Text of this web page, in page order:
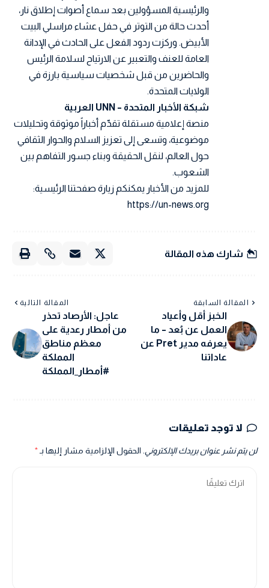
والرئيسية المسؤولين بعد سماع أصوات إطلاق نار،
أحدث حالة من التوتر في حفل عشاء مراسلي البيت
الأبيض. وركزت ردود الفعل على الحادث في الإدانة
العامة للعنف والتعبير عن الارتياح لسلامة الرئيس
والحاضرين من قبل شخصيات سياسية بارزة في
الولايات المتحدة.
شبكة الأخبار المتحدة – UNN العربية
منصة إعلامية مستقلة تقدّم أخباراً موثوقة وتحليلات
موضوعية، وتسعى إلى تعزيز السلام والحوار الثقافي
حول العالم، لنقل الحقيقة وبناء جسور التفاهم بين
الشعوب.
للمزيد من الأخبار يمكنكم زيارة صفحتنا الرئيسية:
https://un-news.org
شارك هذه المقالة
المقالة السابقة
الخبز أقل وأعياد
العمل عن بُعد – ما
يعرفه مدير Pret عن
عاداتنا
المقالة التالية
عاجل: الأرصاد تحذر
من أمطار رعدية على
معظم مناطق
المملكة
#أمطار_المملكة
لا توجد تعليقات
لن يتم نشر عنوان بريدك الإلكتروني. الحقول الإلزامية مشار إليها بـ*